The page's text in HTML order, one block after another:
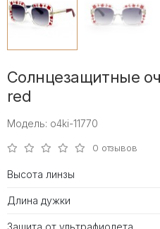
Солнцезащитные
red
Модель: o4ki-11770
0 отзывов
Высота линзы
Длина дужки